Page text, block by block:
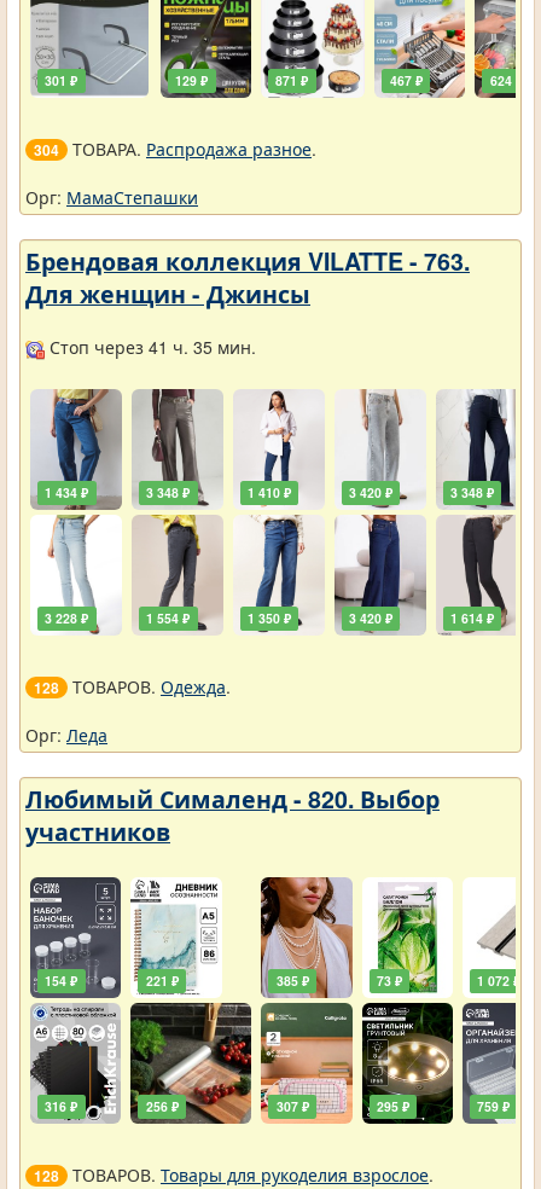
301 ₽ 129 ₽ 871 ₽ 467 ₽ 624 ₽
304 ТОВАРА. Распродажа разное.
Орг: МамаСтепашки
Брендовая коллекция VILATTE - 763.
Для женщин - Джинсы
Стоп через 41 ч. 35 мин.
1 434 ₽
3 228 ₽
3 348 ₽
1 554 ₽
1 410 ₽
1 350 ₽
3 420 ₽
3 420 ₽
3 348 ₽
1 614 ₽
128 ТОВАРОВ. Одежда.
Орг: Леда
Любимый Сималенд - 820. Выбор
участников
154 ₽
316 ₽
221 ₽
256 ₽
385 ₽
307 ₽
73 ₽
295 ₽
1 072 ₽
759 ₽
128 ТОВАРОВ. Товары для рукоделия взрослое.